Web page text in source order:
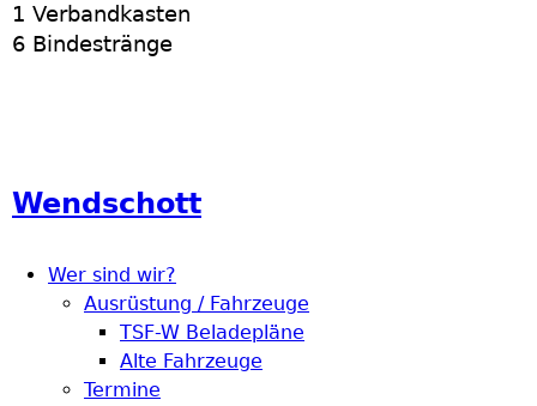
1 Verbandkasten
6 Bindestränge
Wendschott
Wer sind wir?
Ausrüstung / Fahrzeuge
TSF-W Beladepläne
Alte Fahrzeuge
Termine